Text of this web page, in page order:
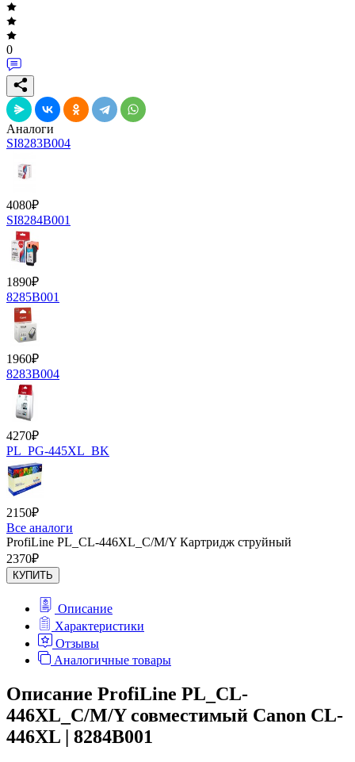
0
Аналоги
SI8283B004
4080₽
SI8284B001
1890₽
8285B001
1960₽
8283B004
4270₽
PL_PG-445XL_BK
2150₽
Все аналоги
ProfiLine PL_CL-446XL_C/M/Y Картридж струйный
2370₽
КУПИТЬ
Описание
Характеристики
Отзывы
Аналогичные товары
Описание ProfiLine PL_CL-
446XL_C/M/Y совместимый Canon CL-
446XL | 8284B001